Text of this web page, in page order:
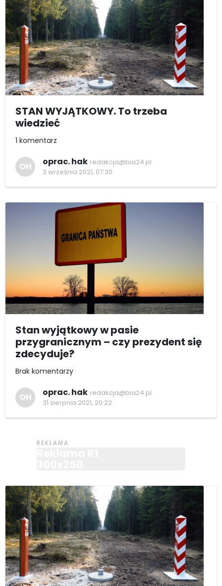
STAN WYJĄTKOWY. To trzeba
wiedzieć
1 komentarz
OH oprac. hak redakcja@bia24.pl
3 września 2021, 07:30
Stan wyjątkowy w pasie
przygranicznym – czy prezydent się
zdecyduje?
Brak komentarzy
OH oprac. hak redakcja@bia24.pl
31 sierpnia 2021, 20:22